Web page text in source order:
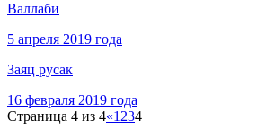
Валлаби
5 апреля 2019 года
Заяц русак
16 февраля 2019 года
Страница 4 из 4«1 234